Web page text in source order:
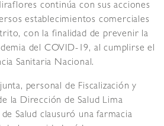
continúa con sus acciones
establecimientos comerciales
con la finalidad de prevenir la
del COVID-19, al cumplirse el
Sanitaria Nacional.
personal de Fiscalización y
la Dirección de Salud Lima
Salud clausuró una farmacia